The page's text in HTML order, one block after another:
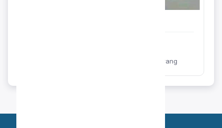
Dinas Kesehatan Kabupaten Semarang